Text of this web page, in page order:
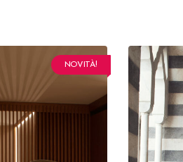
NOVITÀ!